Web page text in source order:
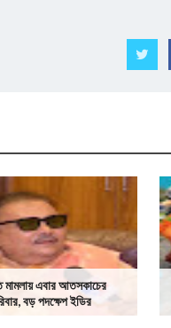
মামলায় এবার আতসকাচের
বড় পদক্ষেপ ইডির